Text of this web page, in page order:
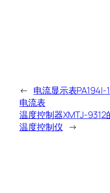
← 电流显示表PA194I-
电流表
温度控制器XMTJ-
温度控制仪 →